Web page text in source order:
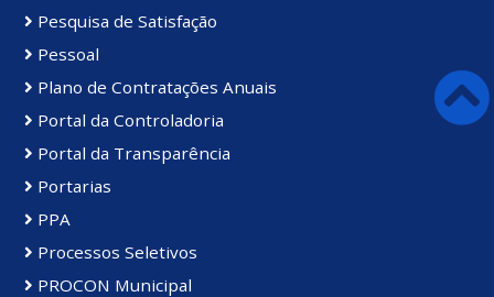
Pesquisa de Satisfação
Pessoal
Plano de Contratações Anuais
Portal da Controladoria
Portal da Transparência
Portarias
PPA
Processos Seletivos
PROCON Municipal